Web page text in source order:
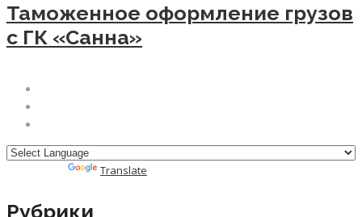
Таможенное оформление грузов
с ГК «Санна»
Translate
Рубрики